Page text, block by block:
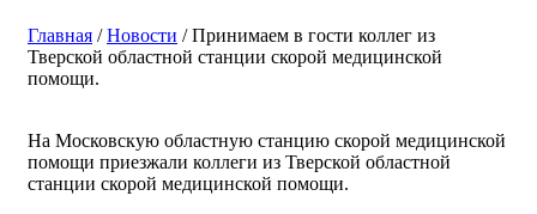
Главная /Новости / Принимаем в гости коллег из
Тверской областной станции скорой медицинской
помощи.
На Московскую областную станцию скорой медицинской
помощи приезжали коллеги из Тверской областной
станции скорой медицинской помощи.